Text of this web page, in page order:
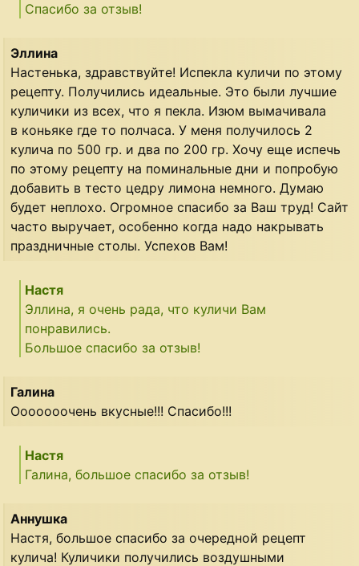
Спасибо за отзыв!
Эллина
Настенька, здравствуйте! Испекла куличи по этому
рецепту. Получились идеальные. Это были лучшие
куличики из всех, что я пекла. Изюм вымачивала
в коньяке где то полчаса. У меня получилось 2
кулича по 500 гр. и два по 200 гр. Хочу еще испечь
по этому рецепту на поминальные дни и попробую
добавить в тесто цедру лимона немного. Думаю
будет неплохо. Огромное спасибо за Ваш труд! Сайт
часто выручает, особенно когда надо накрывать
праздничные столы. Успехов Вам!
Настя
Эллина, я очень рада, что куличи Вам
понравились.
Большое спасибо за отзыв!
Галина
Ооооооочень вкусные!!! Спасибо!!!
Настя
Галина, большое спасибо за отзыв!
Аннушка
Настя, большое спасибо за очередной рецепт
кулича! Куличики получились воздушными